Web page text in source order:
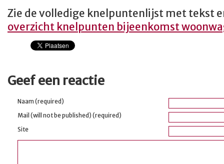
Zie de volledige knelpuntenlijst met tekst
overzicht knelpunten bijeenkomst
Geef een reactie
Naam (required)
Mail (will not be published) (required)
Site